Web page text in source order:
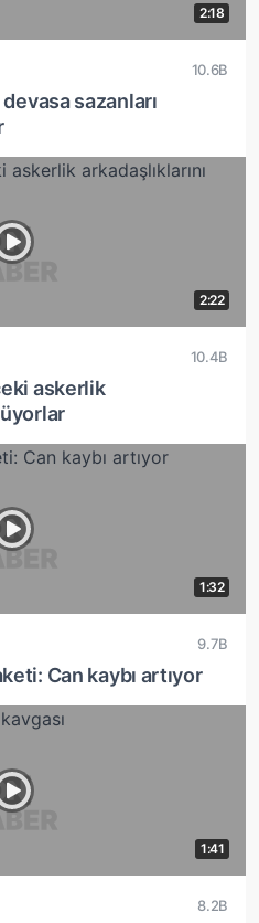
2:18
10.6B
sazanları
2:22
10.4B
askerlik
1:32
9.7B
Can kaybı artıyor
1:41
8.2B